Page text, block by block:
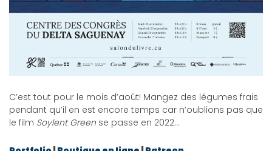
C’est tout pour le mois d’août! Mangez des légumes frais
pendant qu’il en est encore temps car n’oublions pas que
le film Soylent Green se passe en 2022…